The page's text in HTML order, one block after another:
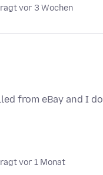
vor 3 Wochen
from eBay and I
vor 1 Monat